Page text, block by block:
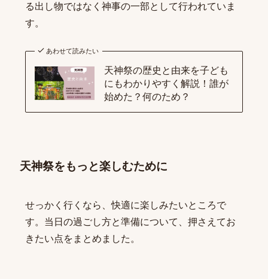
る出し物ではなく神事の一部として行われていま
す。
あわせて読みたい
天神祭の歴史と由来を子ども
にもわかりやすく解説！誰が
始めた？何のため？
天神祭をもっと楽しむために
せっかく行くなら、快適に楽しみたいところで
す。当日の過ごし方と準備について、押さえてお
きたい点をまとめました。